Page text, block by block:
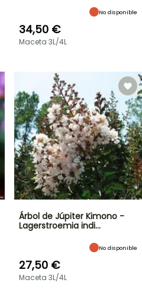
No disponible
34,50 €
Maceta 3L/4L
Árbol de Júpiter Kimono -
Lagerstroemia indi…
No disponible
27,50 €
Maceta 3L/4L